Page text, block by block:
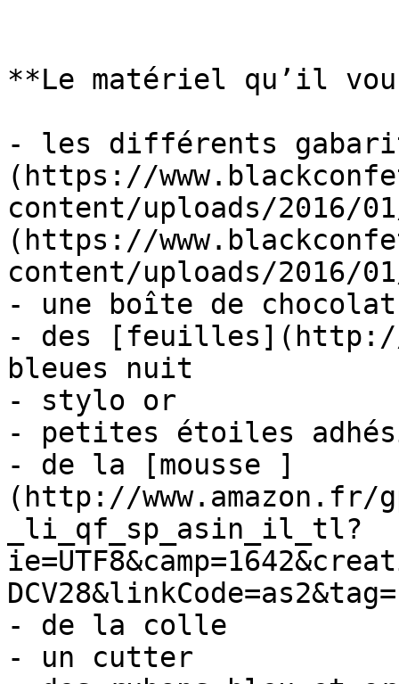
**Le matériel qu’il
- les différents
(https://
content/uploads/
(https://
content/uploads/2016/
- une boîte de
- des
bleues nuit
- stylo or
- petites étoiles
- de la [mousse ]
(http://www.amazon.fr/
_li_qf_sp_asin_il_tl?
- de la colle
- un cutter